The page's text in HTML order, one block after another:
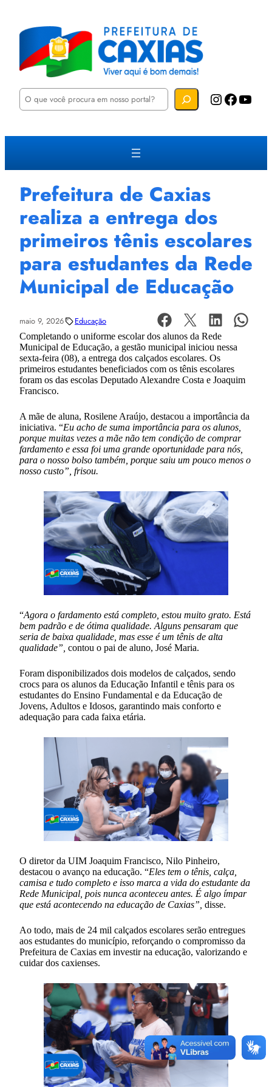
P
u
a
Instagram Facebook YouTube
Prefeitura de Caxias
realiza a entrega dos
primeiros tênis escolares
para estudantes da Rede
Municipal de Educação
maio 9, 2026 Educação
Completando o uniforme escolar dos alunos da Rede
Municipal de Educação, a gestão municipal iniciou nessa
sexta-feira (08), a entrega dos calçados escolares. Os
primeiros estudantes beneficiados com os tênis escolares
foram os das escolas Deputado Alexandre Costa e Joaquim
Francisco.
A mãe de aluna, Rosilene Araújo, destacou a importância da
iniciativa. “Eu acho de suma importância para os alunos,
porque muitas vezes a mãe não tem condição de comprar
fardamento e essa foi uma grande oportunidade para nós,
para o nosso bolso também, porque saiu um pouco menos o
nosso custo”, frisou.
“Agora o fardamento está completo, estou muito grato. Está
bem padrão e de ótima qualidade. Alguns pensaram que
seria de baixa qualidade, mas esse é um tênis de alta
qualidade”, contou o pai de aluno, José Maria.
Foram disponibilizados dois modelos de calçados, sendo
crocs para os alunos da Educação Infantil e tênis para os
estudantes do Ensino Fundamental e da Educação de
Jovens, Adultos e Idosos, garantindo mais conforto e
adequação para cada faixa etária.
O diretor da UIM Joaquim Francisco, Nilo Pinheiro,
destacou o avanço na educação. “Eles tem o tênis, calça,
camisa e tudo completo e isso marca a vida do estudante da
Rede Municipal, pois nunca aconteceu antes. É algo ímpar
que está acontecendo na educação de Caxias”, disse.
Ao todo, mais de 24 mil calçados escolares serão entregues
aos estudantes do município, reforçando o compromisso da
Prefeitura de Caxias em investir na educação, valorizando e
cuidar dos caxienses.